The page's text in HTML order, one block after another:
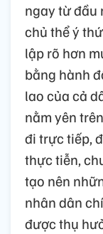
ngay từ đầu
chủ thể ý
lập rõ hơn
bằng hành
lao của cả
nằm yên
đi trực tiếp,
thực tiễn,
tạo nên
nhân dân
được thụ